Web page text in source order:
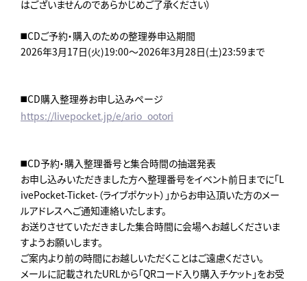
はございませんのであらかじめご了承ください）
◼️CDご予約・購入のための整理券申込期間
2026年3月17日(火)19:00～2026年3月28日(土)23:59まで
◼️CD購入整理券お申し込みページ
https://livepocket.jp/e/ario_ootori
◼️CD予約・購入整理番号と集合時間の抽選発表
お申し込みいただきました方へ整理番号をイベント前日までに「L
ivePocket-Ticket-（ライブポケット）」からお申込頂いた方のメー
ルアドレスへご通知連絡いたします。
お送りさせていただきました集合時間に会場へお越しくださいま
すようお願いします。
ご案内より前の時間にお越しいただくことはご遠慮ください。
メールに記載されたURLから「QRコード入り購入チケット」をお受